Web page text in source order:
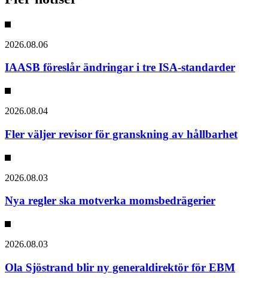
2026.08.06
IAASB föreslår ändringar i tre ISA-standarder
2026.08.04
Fler väljer revisor för granskning av hållbarhet
2026.08.03
Nya regler ska motverka momsbedrägerier
2026.08.03
Ola Sjöstrand blir ny generaldirektör för EBM